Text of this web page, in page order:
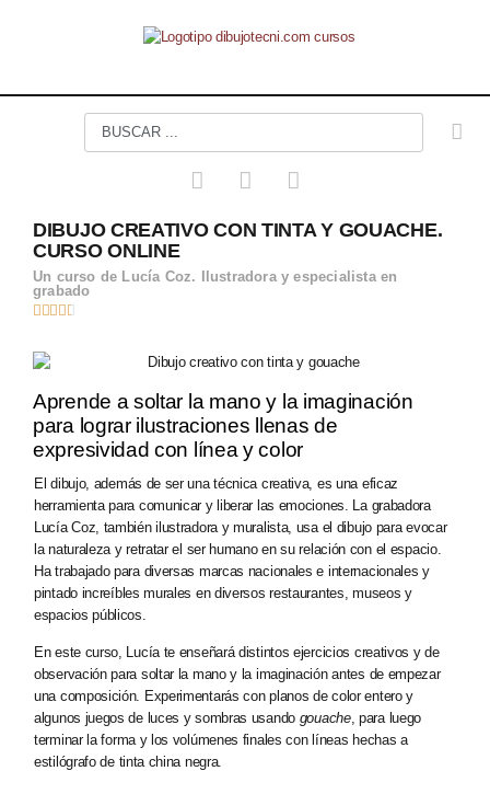
DIBUJO CREATIVO CON TINTA Y GOUACHE.
CURSO ONLINE
Un curso de Lucía Coz. Ilustradora y especialista en
grabado
    
Aprende a soltar la mano y la imaginación
para lograr ilustraciones llenas de
expresividad con línea y color
El dibujo, además de ser una técnica creativa, es una eficaz
herramienta para comunicar y liberar las emociones. La grabadora
Lucía Coz, también ilustradora y muralista, usa el dibujo para evocar
la naturaleza y retratar el ser humano en su relación con el espacio.
Ha trabajado para diversas marcas nacionales e internacionales y
pintado increíbles murales en diversos restaurantes, museos y
espacios públicos.
En este curso, Lucía te enseñará distintos ejercicios creativos y de
observación para soltar la mano y la imaginación antes de empezar
una composición. Experimentarás con planos de color entero y
algunos juegos de luces y sombras usando gouache, para luego
terminar la forma y los volúmenes finales con líneas hechas a
estilógrafo de tinta china negra.